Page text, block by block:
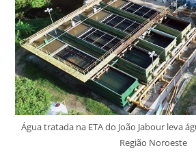
Água tratada na ETA do João Jabour leva
Região Noroeste